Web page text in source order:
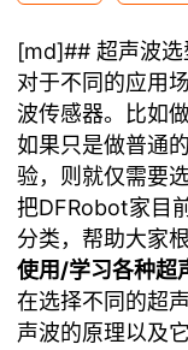
[md]## 超声波选
对于不同的应用
波传感器。比如
如果只是做普通
验，则就仅需要
把DFRobot家目
分类，帮助大家
使用/学习各种超
在选择不同的超
声波的原理以及